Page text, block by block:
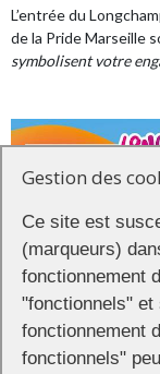
L’entrée du
de la Pride Marseille
symbolisent votre
Gestion des
Ce site est
(marqueurs)
fonctionnement
"fonctionnels"
fonctionnement
fonctionnels"